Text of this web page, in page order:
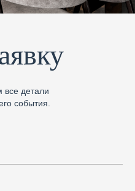
детали
события.